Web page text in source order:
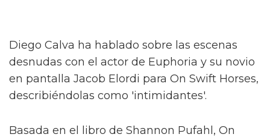
Diego Calva ha hablado sobre las escenas
desnudas con el actor de Euphoria y su novio
en pantalla Jacob Elordi para On Swift Horses,
describiéndolas como 'intimidantes'.
Basada en el libro de Shannon Pufahl, On